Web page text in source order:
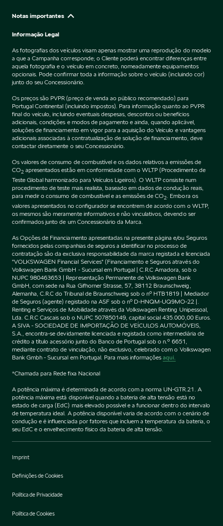
Notas importantes
Informação Legal
As fotografias dos veículos visam apenas mostrar uma reprodução do modelo
a que a Campanha corresponde; o Cliente poderá encontrar diferenças entre
aquela fotografia e o veículo em concreto, nomeadamente equipamentos
opcionais. Pode confirmar toda a informação sobre o veículo (incluindo cor)
junto do seu Concessionário.
Os preços são PVPR (preço de venda ao público recomendado) para
Portugal Continental (incluindo impostos). Para informação quanto ao PVPR
final do veículo, incluindo eventuais despesas, descontos ou benefícios
adicionais, condições e modos de pagamento e ainda, quando aplicável,
soluções de financiamento em vigor para a aquisição do Veículo e vantagens
adicionais associadas à contratualização de solução de financiamento, deve
contactar diretamente o seu Concessionário.
Os valores de consumo de combustível e os dados relativos a emissões de
CO2 apresentados estão em conformidade com o WLTP (Procedimento de
Teste Global harmonizado para Veículos Ligeiros). O WLTP consiste num
procedimento de teste mais realista, baseado em dados de condução reais,
para medir o consumo de combustível e as emissões de CO2 . Embora os
valores apresentados no configurador se encontrem de acordo com o WLTP,
os mesmos são meramente informativos e não vinculativos, devendo ser
confirmados junto de um Concessionário da Marca.
As Opções de Financiamento apresentadas na presente página e/ou Seguros
fornecidos pelas companhias de seguros a identificar no processo de
contratação são da exclusiva responsabilidade da marca registada e licenciada
"VOLKSWAGEN Financial Services" (Financiamento e Seguros através do
Volkswagen Bank GmbH - Sucursal em Portugal | C.R.C Amadora, sob o
NUPC 980463653 | Representação Permanente de Volkswagen Bank
GmbH, com sede na Rua Gifhorner Strasse, 57, 38112 Braunschweig,
Alemanha, C.R.C do Tribunal de Braunschweig sob o nº HTB1819 | Mediador
de Seguros (agente) registado na ASF sob o nº D-HNQM-UQ9MO-22 |.
Renting e Serviços de Mobilidade através da Volkswagen Renting Unipessoal,
Lda. C.R.C Cascais sob o NUPC 507850149, capital social 435.000,00 Euros.
A SIVA - SOCIEDADE DE IMPORTAÇÃO DE VEÍCULOS AUTOMÓVEIS,
S.A., encontra-se devidamente licenciada e registada como intermediária de
crédito a título acessório junto do Banco de Portugal sob o n.º 6651,
mediante contrato de vinculação, não exclusivo, celebrado com o Volkswagen
Bank Gmbh - Sucursal em Portugal. Para mais informaçõesaqui.
*Chamada para Rede fixa Nacional
A potência máxima é determinada de acordo com a norma UN-GTR.21. A
potência máxima está disponível quando a bateria de alta tensão está no
estado de carga (EdC) mais elevado possível e a funcionar dentro do intervalo
de temperatura ideal. A potência disponível varia de acordo com o cenário de
condução e é influenciada por fatores que incluem a temperatura da bateria, o
seu EdC e o envelhecimento físico da bateria de alta tensão.
Imprint
Definições de Cookies
Política de Privacidade
Política de Cookies